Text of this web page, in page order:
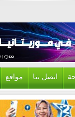
اتصل بنا مواقع